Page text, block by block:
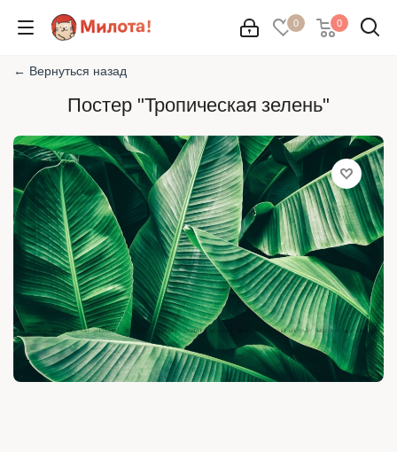
0 0
← Вернуться назад
Постер "Тропическая зелень"